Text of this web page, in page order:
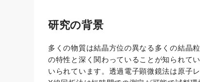
研究の背景
多くの物質は結晶方位の異なる多くの結晶
の特性と深く関わっていることが知られて
いられています。透過電子顕微鏡法は原子